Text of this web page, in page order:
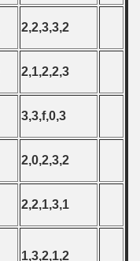
2,2,3,3,2
2,1,2,2,3
3,3,f,0,3
2,0,2,3,2
2,2,1,3,1
1,3,2,1,2